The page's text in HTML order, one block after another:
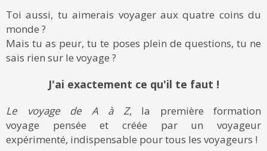
Toi aussi, tu aimerais voyager aux quatre coins du
monde ?
Mais tu as peur, tu te poses plein de questions, tu ne
sais rien sur le voyage ?
J'ai exactement ce qu'il te faut !
Le voyage de A à Z, la première formation
voyage pensée et créée par un voyageur
expérimenté, indispensable pour tous les voyageurs !